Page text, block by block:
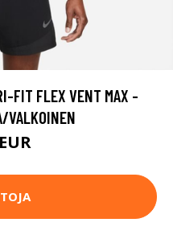
FIT FLEX VENT MAX -
VALKOINEN